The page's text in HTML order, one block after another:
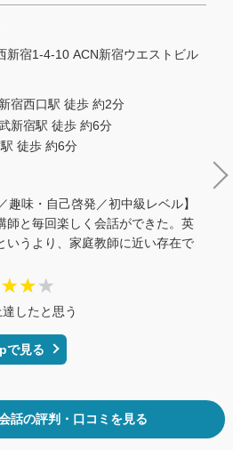
新宿1-4-10 ACN新宿ウエストビル
宿西口駅 徒歩 約2分
新宿駅 徒歩 約6分
徒歩 約6分
趣味・自己啓発／初中級レベル】
師と毎回楽しく会話ができた。英
いうより、家庭教師に近い存在で
達したと思う
で見る
話の評判・口コミを見る